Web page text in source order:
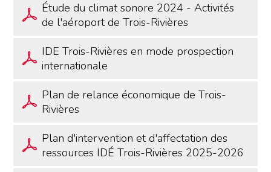
Étude du climat sonore 2024 - Activités
de l'aéroport de Trois-Rivières
IDE Trois-Rivières en mode prospection
internationale
Plan de relance économique de Trois-
Rivières
Plan d'intervention et d'affectation des
ressources IDÉ Trois-Rivières 2025-2026